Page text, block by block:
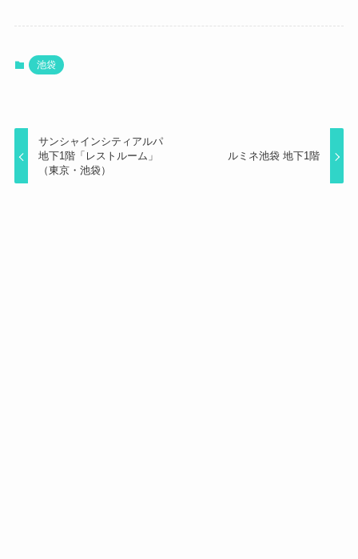
池袋
サンシャインシティアルパ
地下1階「レストルーム」
（東京・池袋）
ルミネ池袋 地下1階